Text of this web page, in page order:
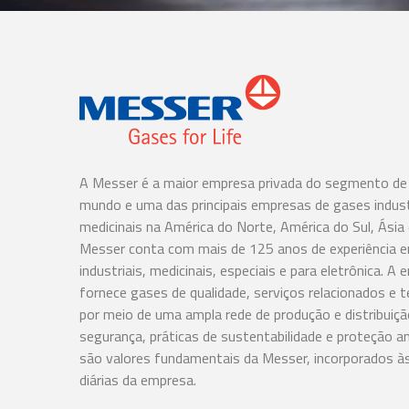
A Messer é a maior empresa privada do segmento
mundo e uma das principais empresas de gases
medicinais na América do Norte, América do Sul, Ásia
Messer conta com mais de 125 anos de experiência
industriais, medicinais, especiais e para eletrônica. A
fornece gases de qualidade, serviços relacionados e
por meio de uma ampla rede de produção e
segurança, práticas de sustentabilidade e proteção
são valores fundamentais da Messer, incorporados
diárias da empresa.